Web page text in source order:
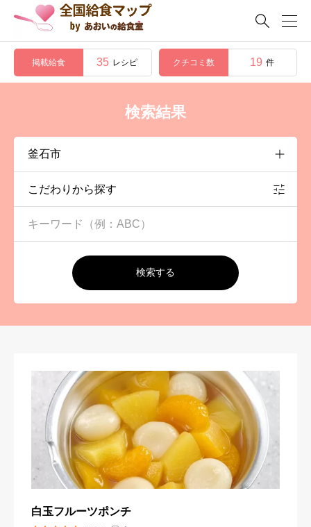

掲載給食 35 レシピ クチコミ数 19 件
検索結果
こだわりから探す
検索する
白玉フルーツポンチ